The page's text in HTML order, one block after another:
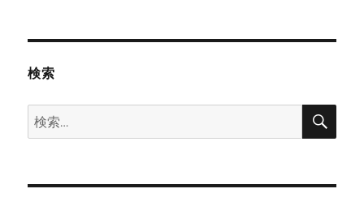
検索
検
索:
検